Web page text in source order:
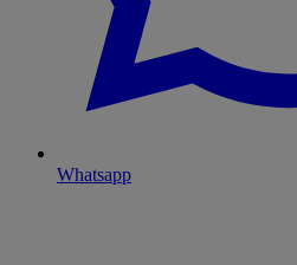
Whatsapp